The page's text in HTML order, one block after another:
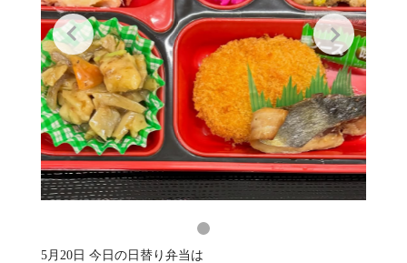
5月20日 今日の日替り弁当は